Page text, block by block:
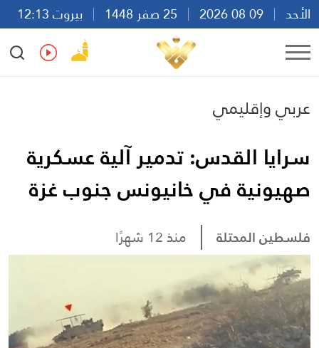
الأحد
بيروت 12:13
Ar
En Fr Es
عربي وإقليمي
سرايا القدس: تدمير آلية عسكرية
صهيونية في خانيونس جنوب غزة
فلسطين المحتلة منذ 12 شهرًا